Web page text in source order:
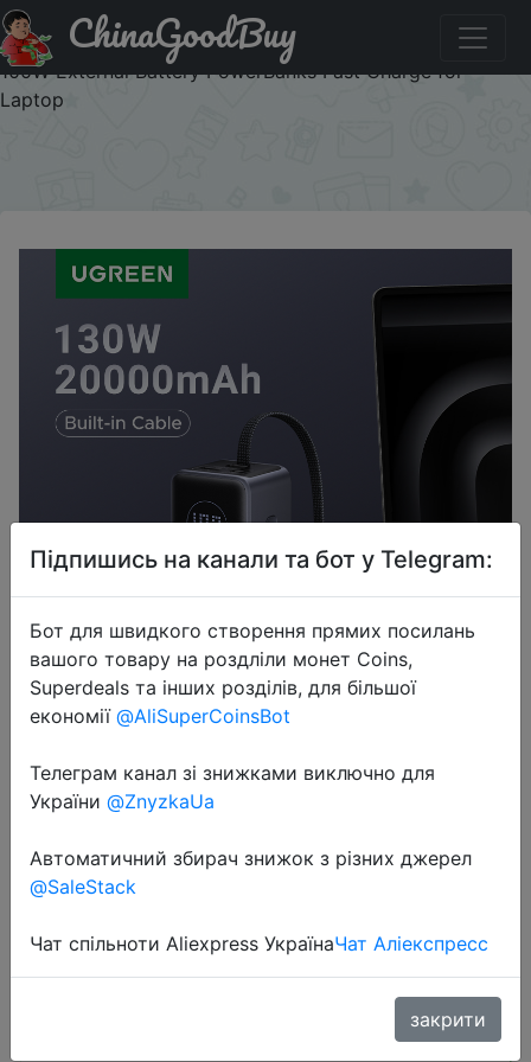
Купити по знижці XNR613 UGREEN Nexode 130W
20000mAh Power Bank Built-in Type C Cable Portable
100W External Battery PowerBanks Fast Charge for
Laptop
ChinaGoodBuy
2025-06-20
UGREEN Nexode 130W 20000mAh
Power Bank Built-in Type C Cable
Portable 100W External Battery
PowerBanks Fast Charge for Laptop
$31.63
Підпишись на канали та бот у Telegram:
Бот для швидкого створення прямих посилань
вашого товару на роздліли монет Coins,
Superdeals та інших розділів, для більшої
економії @AliSuperCoinsBot
Телеграм канал зі знижками виключно для
України @ZnyzkaUa
Автоматичний збирач знижок з різних джерел
@SaleStack
Чат спільноти Aliexpress УкраїнаЧат Аліекспресс
закрити